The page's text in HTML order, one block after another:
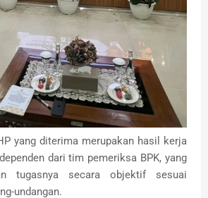
yang diterima merupakan hasil kerja
dari tim pemeriksa BPK, yang
tugasnya secara objektif sesuai
undangan.